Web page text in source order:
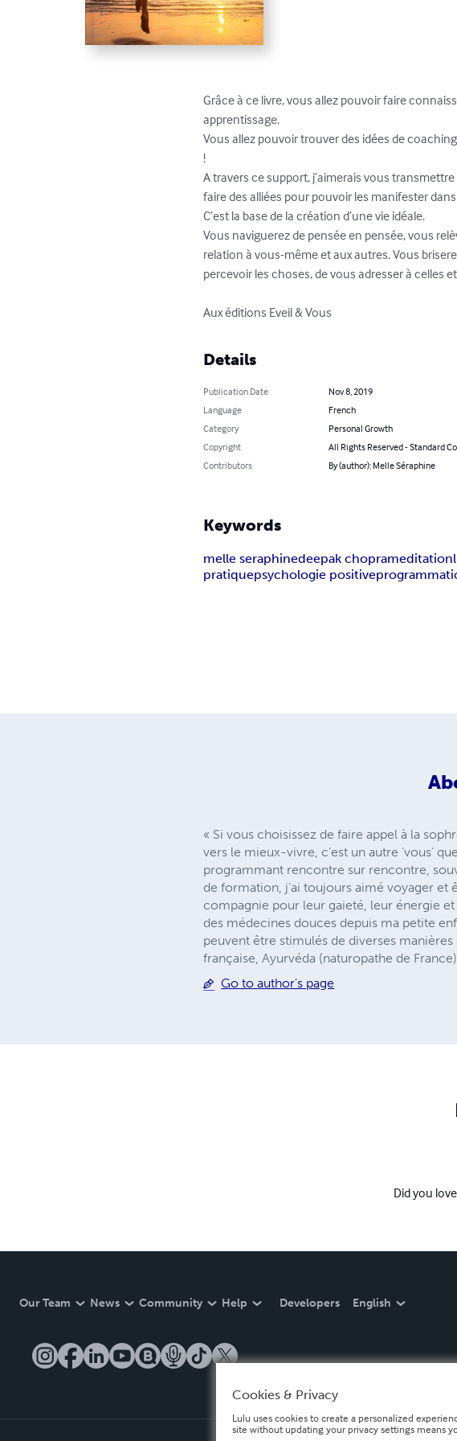
Grâce à ce livre, vous allez pouvoir faire
apprentissage.
Vous allez pouvoir trouver des idées de
!
A travers ce support, j’aimerais vous
faire des alliées pour pouvoir les manifester
C’est la base de la création d’une vie idéale.
Vous naviguerez de pensée en pensée, vous
relation à vous-même et aux autres. Vous
percevoir les choses, de vous adresser à
Aux éditions Eveil & Vous
Details
Publication Date
Nov 8, 2019
Language
French
Category
Personal Growth
Copyright
All Rights Reserved - Standard
Contributors
By (author): Melle Séraphine
Keywords
melle seraphinedeepak choprameditation
pratiquepsychologie positive
« Si vous choisissez de faire appel à la
vers le mieux-vivre, c’est un autre ‘vous’
programmant rencontre sur rencontre,
de formation, j’ai toujours aimé voyager et
compagnie pour leur gaieté, leur énergie
des médecines douces depuis ma petite
peuvent être stimulés de diverses
française, Ayurvéda (naturopathe de France)
Go to author's page
Did you
Our Team News Community Help Developers English
Cookies & Privacy
Lulu uses cookies to create a personalized
site without updating your privacy settings means